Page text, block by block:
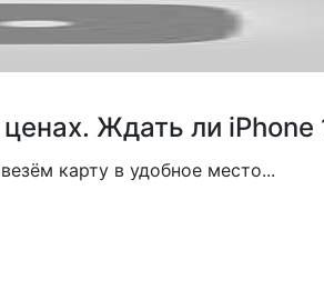
Ждать ли iPhone
карту в удобное место...